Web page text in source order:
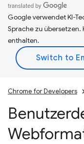
Google verwendet KI-
Sprache zu übersetzen.
enthalten.
Chrome for Developers